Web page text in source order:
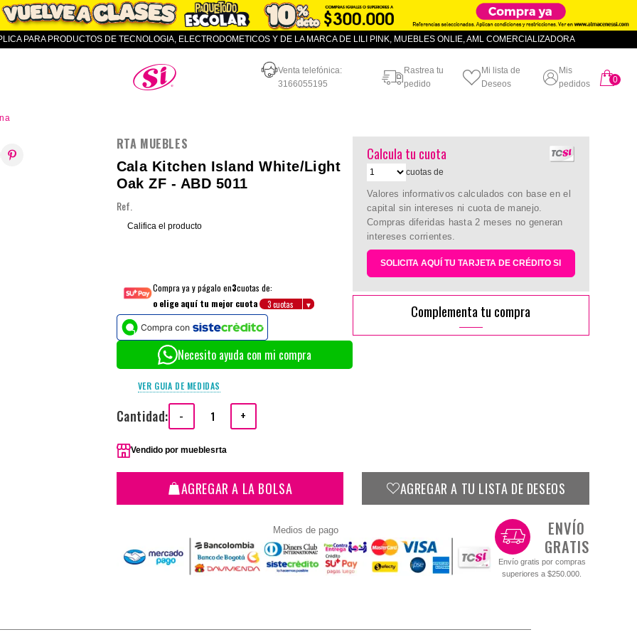
PARA PRODUCTOS DE TECNOLOGIA, ELECTRODOMETICOS Y DE LA MARCA DE LILI PINK, MUEBLES ONLIE, AML COMERCIALIZADORA
Almacenes SI
Venta telefónica:
3166055195
Rastrea tu
pedido
Mi lista de
Deseos
Mis
pedidos
0
RTA MUEBLES
Cala Kitchen Island White/Light
Oak ZF - ABD 5011
Ref.
Califica el producto
Compra ya y págalo en3cuotas de:
o elige aquí tu mejor cuota
Necesito ayuda con mi compra
VER GUIA DE MEDIDAS
Cantidad: - +
Vendido por mueblesrta
Calcula tu cuota
cuotas de
Valores informativos calculados con base en el
capital sin intereses ni cuota de manejo.
Compras diferidas hasta 2 meses no generan
intereses corrientes.
SOLICITA AQUÍ TU TARJETA DE CRÉDITO SI
Complementa tu compra
AGREGAR A LA BOLSA AGREGAR A TU LISTA DE DESEOS
Medios de pago
ENVÍO
GRATIS
Envío gratis por compras
superiores a $250.000.